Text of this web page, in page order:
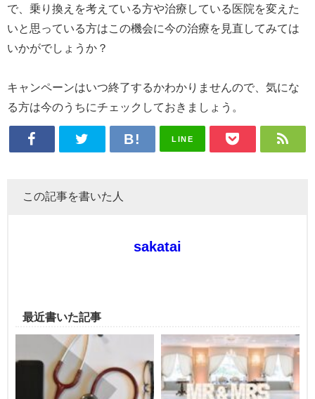
で、乗り換えを考えている方や治療している医院を変えた
いと思っている方はこの機会に今の治療を見直してみては
いかがでしょうか？
キャンペーンはいつ終了するかわかりませんので、気にな
る方は今のうちにチェックしておきましょう。
LINE
この記事を書いた人
sakatai
最近書いた記事